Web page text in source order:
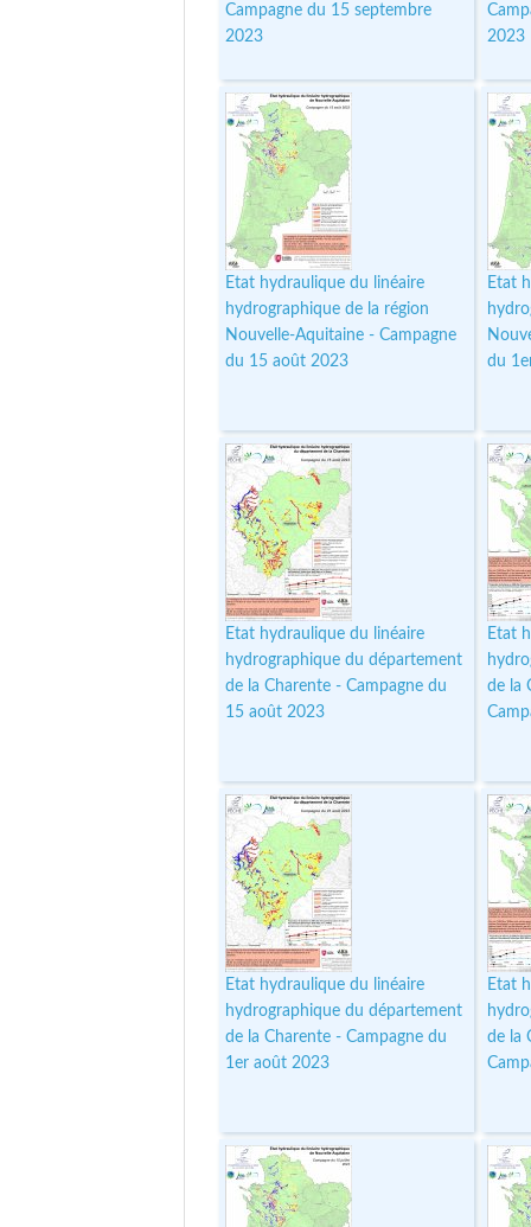
Campagne du 15 septembre
2023
2023
Etat hydraulique du linéaire
hydrographique de la région
Nouvelle-Aquitaine - Campagne
du 15 août 2023
Etat
du
Etat hydraulique du linéaire
hydrographique du département
de la Charente - Campagne du
15 août 2023
Etat
de la
Etat hydraulique du linéaire
hydrographique du département
de la Charente - Campagne du
1er août 2023
Etat
de la